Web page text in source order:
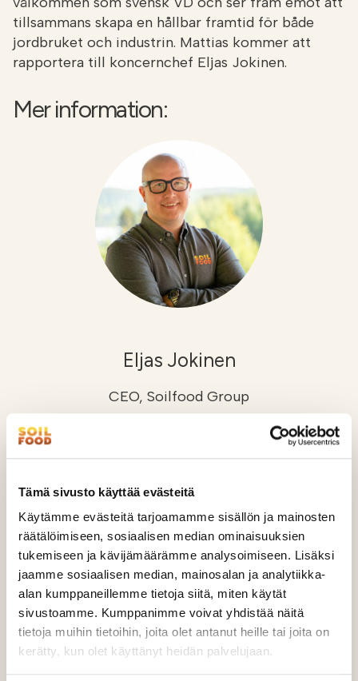
Tämä sivusto käyttää evästeitä
Käytämme evästeitä tarjoamamme sisällön ja mainosten
räätälöimiseen, sosiaalisen median ominaisuuksien
tukemiseen ja kävijämäärämme analysoimiseen. Lisäksi
jaamme sosiaalisen median, mainosalan ja analytiikka-
alan kumppaneillemme tietoja siitä, miten käytät
sivustoamme. Kumppanimme voivat yhdistää näitä
tietoja muihin tietoihin, joita olet antanut heille tai joita on
kerätty, kun olet käyttänyt heidän palvelujaan.
tillsammans skapa en hållbar framtid för både
jordbruket och industrin. Mattias kommer att
rapportera till koncernchef Eljas Jokinen.
Mer information:
Eljas Jokinen
CEO, Soilfood Group
eljas.jokinen@soilfood.fi